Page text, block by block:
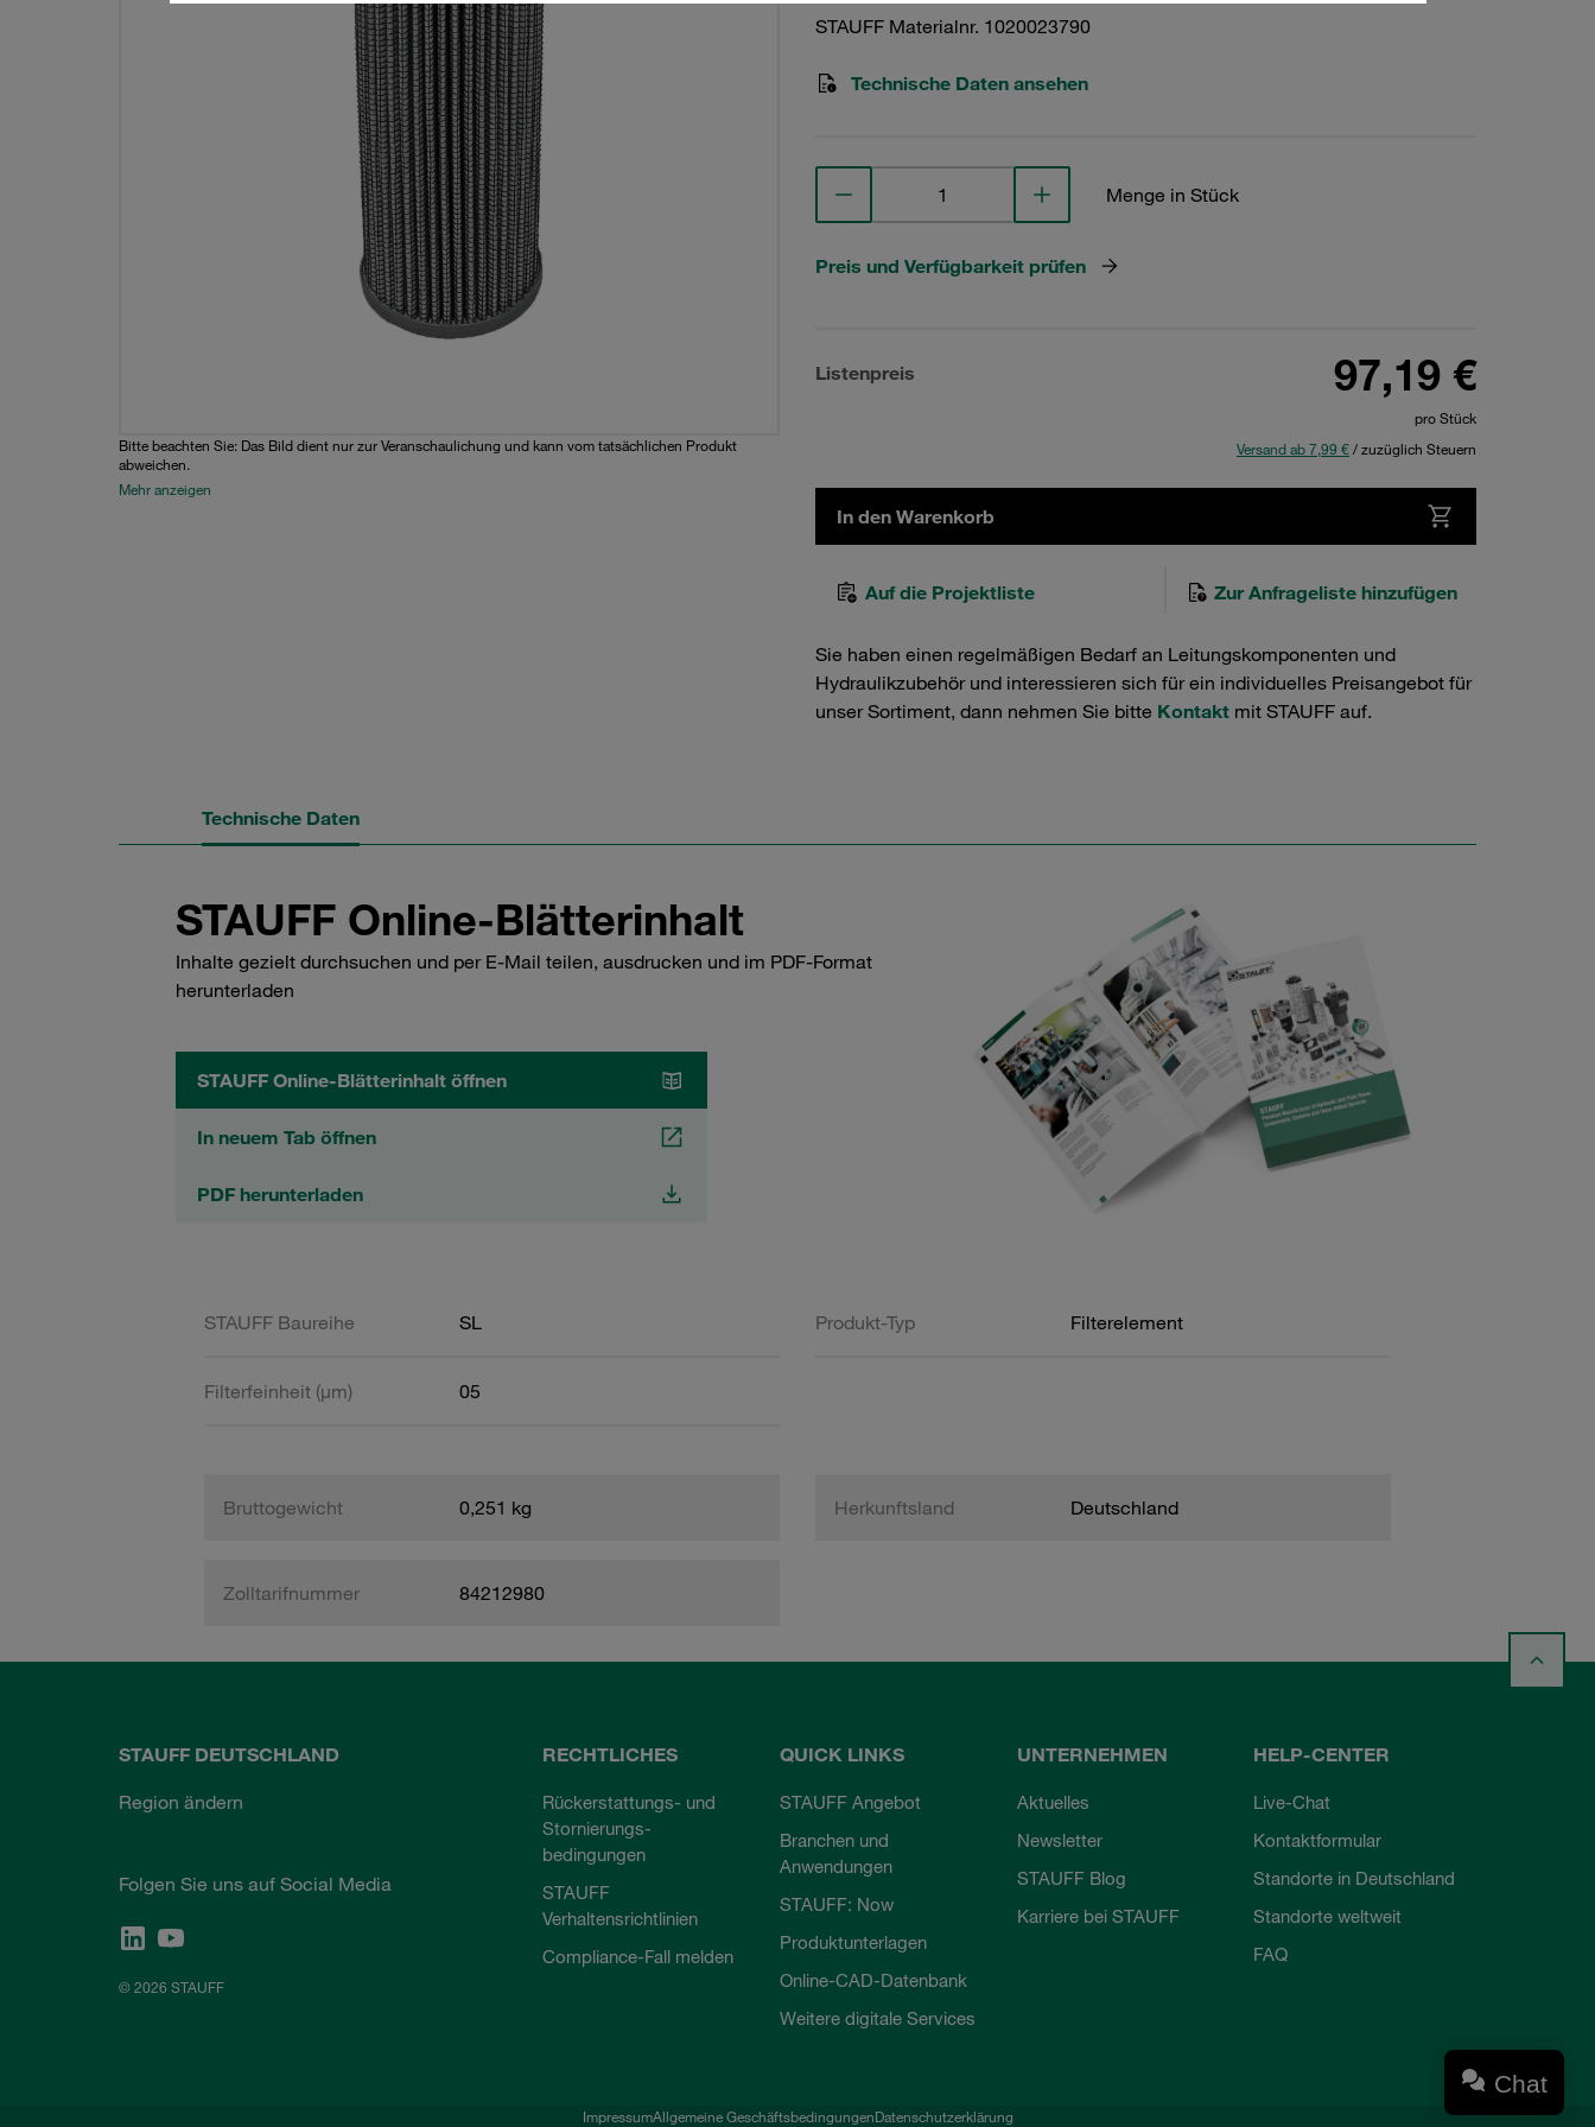
Bitte beachten Sie: Das Bild dient nur zur Veranschaulichung und kann vom tatsächlichen Produkt
abweichen.
Mehr anzeigen
STAUFF Materialnr. 1020023790
Technische Daten ansehen
Menge in Stück
Preis und Verfügbarkeit prüfen
Listenpreis 97,19 €
pro Stück
Versand ab 7,99 €/ zuzüglich Steuern
In den Warenkorb
Auf die Projektliste Zur Anfrageliste hinzufügen
Sie haben einen regelmäßigen Bedarf an Leitungskomponenten und
Hydraulikzubehör und interessieren sich für ein individuelles Preisangebot für
unser Sortiment, dann nehmen Sie bitte Kontakt mit STAUFF auf.
Technische Daten
STAUFF Online-Blätterinhalt
Inhalte gezielt durchsuchen und per E-Mail teilen, ausdrucken und im PDF-Format
herunterladen
STAUFF Online-Blätterinhalt öffnen
In neuem Tab öffnen
PDF herunterladen
STAUFF Baureihe SL Produkt-Typ Filterelement
Filterfeinheit (µm) 05
Bruttogewicht 0,251 kg Herkunftsland Deutschland
Zolltarifnummer 84212980
STAUFF DEUTSCHLAND
Region ändern
Folgen Sie uns auf Social Media
© 2026 STAUFF
RECHTLICHES
Rückerstattungs- und
Stornierungs-
bedingungen
STAUFF
Verhaltensrichtlinien
Compliance-Fall melden
QUICK LINKS
STAUFF Angebot
Branchen und
Anwendungen
STAUFF: Now
Produktunterlagen
Online-CAD-Datenbank
Weitere digitale Services
UNTERNEHMEN
Aktuelles
Newsletter
STAUFF Blog
Karriere bei STAUFF
HELP-CENTER
Live-Chat
Kontaktformular
Standorte in Deutschland
Standorte weltweit
FAQ
ImpressumAllgemeine GeschäftsbedingungenDatenschutzerklärung
Chat